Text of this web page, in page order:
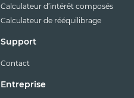
Calculateur d’intérêt composés
Calculateur de rééquilibrage
Support
Contact
Entreprise